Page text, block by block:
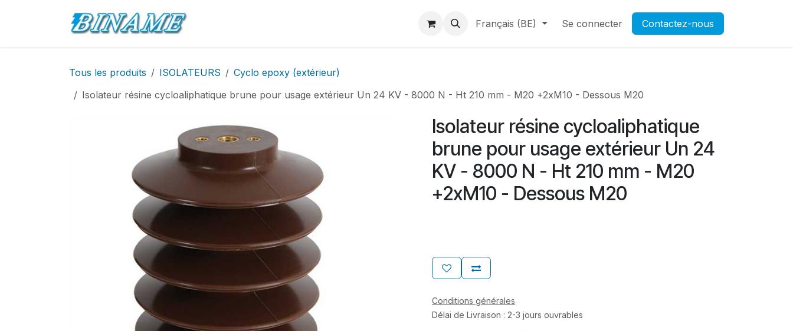
À propos de BINAME Contactez-nous Rendez-vous Ouverture d'un compte
Français (BE) Se connecter Contactez-nous
Tous les produits ISOLATEURS
Cyclo epoxy (extérieur)
Isolateur résine cycloaliphatique brune pour usage extérieur Un 24 KV - 8000 N - Ht 210 mm - M20 +2xM10 - Dessous M20
Isolateur résine cycloaliphatique
brune pour usage extérieur Un 24
KV - 8000 N - Ht 210 mm - M20
+2xM10 - Dessous M20
Conditions générales
Délai de Livraison : 2-3 jours ouvrables